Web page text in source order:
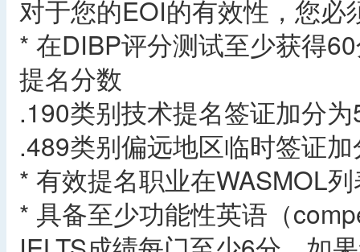
对于您的EOI的有效性，您必
* 在DIBP评分测试至少获得
提名分数
.190类别技术提名签证加分
.489类别偏远地区临时签证
* 有效提名职业在WASMOL
* 具备至少功能性英语（